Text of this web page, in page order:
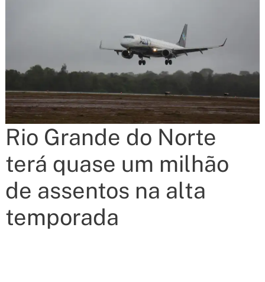
Rio Grande do Norte
terá quase um milhão
de assentos na alta
temporada